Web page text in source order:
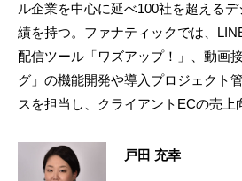
ル企業を中心に延べ100社を超える
績を持つ。ファナティックでは、
配信ツール「ワズアップ！」、動画
グ」の機能開発や導入プロジェクト
スを担当し、クライアントECの売上
戸田 充幸